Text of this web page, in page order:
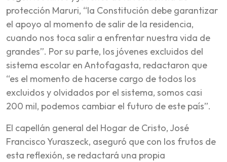
protección Maruri, “la Constitución debe garantizar
el apoyo al momento de salir de la residencia,
cuando nos toca salir a enfrentar nuestra vida de
grandes”. Por su parte, los jóvenes excluidos del
sistema escolar en Antofagasta, redactaron que
“es el momento de hacerse cargo de todos los
excluidos y olvidados por el sistema, somos casi
200 mil, podemos cambiar el futuro de este país”.
El capellán general del Hogar de Cristo, José
Francisco Yuraszeck, aseguró que con los frutos de
esta reflexión, se redactará una propia